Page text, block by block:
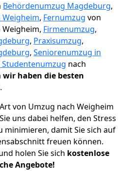
Behördenumzug Magdeburg,
, Fernumzug von
Firmenumzug,
, Praxisumzug,
, Seniorenumzug in
Studentenumzug nach
wir haben die besten
von Umzug nach Weigheim
uns dabei helfen, den Stress
minimieren, damit Sie sich auf
freuen können.
holen Sie sich kostenlose
Angebote!